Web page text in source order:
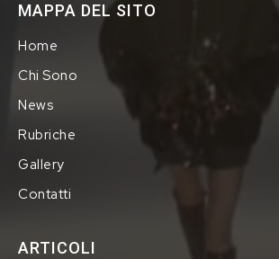
MAPPA DEL SITO
Home
Chi Sono
News
Rubriche
Gallery
Contatti
ARTICOLI